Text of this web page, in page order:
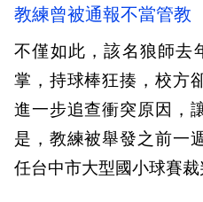
教練曾被通報不當管
不僅如此，該名狼師去
掌，持球棒狂揍，校方
進一步追查衝突原因，
是，教練被舉發之前一
任台中市大型國小球賽裁